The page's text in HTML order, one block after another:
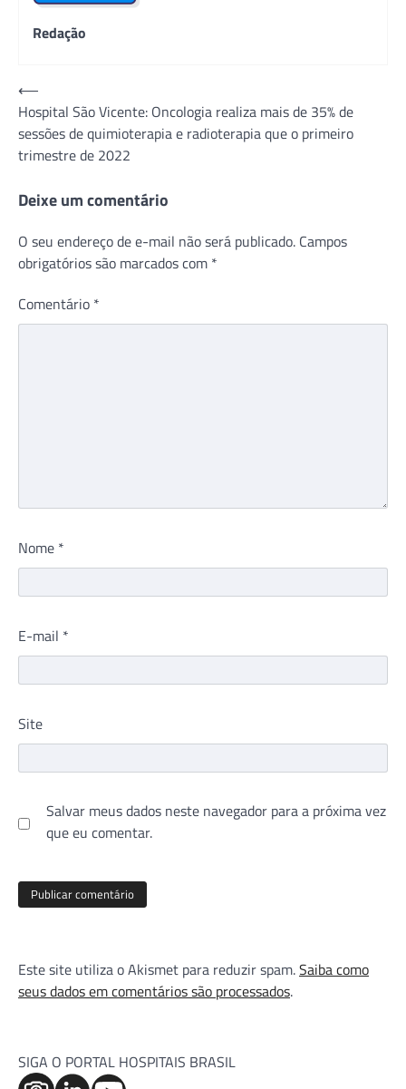
Redação
Navegação
de
Post
⟵
Hospital São Vicente: Oncologia realiza mais de 35% de
sessões de quimioterapia e radioterapia que o primeiro
trimestre de 2022
Deixe um comentário
O seu endereço de e-mail não será publicado. Campos
obrigatórios são marcados com *
Comentário *
Nome *
E-mail *
Site
Salvar meus dados neste navegador para a próxima vez
que eu comentar.
Este site utiliza o Akismet para reduzir spam.Saiba como
seus dados em comentários são processados.
SIGA O PORTAL HOSPITAIS BRASIL